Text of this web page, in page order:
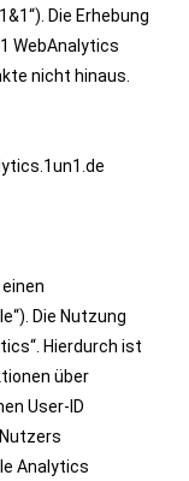
Die Erhebung
WebAnalytics
nicht hinaus.
Die Nutzung
Hierdurch ist
über
User-ID
Analytics